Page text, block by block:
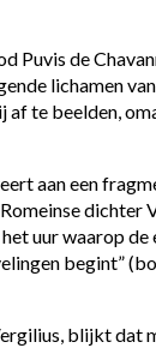
Puvis de
lichamen
af te beelden,
aan een
dichter
het uur waarop
begint”
blijkt dat